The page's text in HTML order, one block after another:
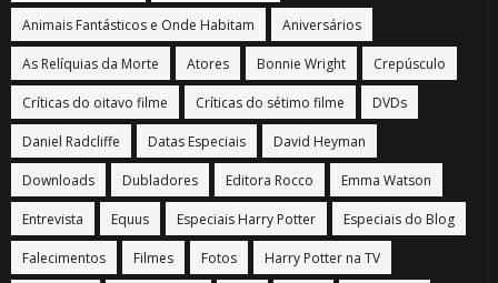
Animais Fantásticos e Onde Habitam Aniversários
As Relíquias da Morte Atores Bonnie Wright Crepúsculo
Críticas do oitavo filme Críticas do sétimo filme DVDs
Daniel Radcliffe Datas Especiais David Heyman
Downloads Dubladores Editora Rocco Emma Watson
Entrevista Equus Especiais Harry Potter Especiais do Blog
Falecimentos Filmes Fotos Harry Potter na TV